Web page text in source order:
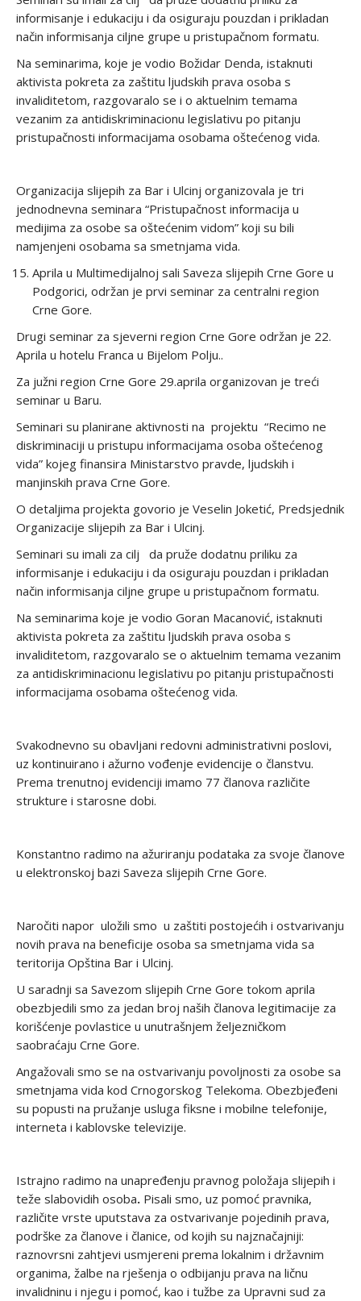
informisanje i edukaciju i da osiguraju pouzdan i prikladan
način informisanja ciljne grupe u pristupačnom formatu.
Na seminarima, koje je vodio Božidar Denda, istaknuti
aktivista pokreta za zaštitu ljudskih prava osoba s
invaliditetom, razgovaralo se i o aktuelnim temama
vezanim za antidiskriminacionu legislativu po pitanju
pristupačnosti informacijama osobama oštećenog vida.
Organizacija slijepih za Bar i Ulcinj organizovala je tri
jednodnevna seminara “Pristupačnost informacija u
medijima za osobe sa oštećenim vidom” koji su bili
namjenjeni osobama sa smetnjama vida.
Aprila u Multimedijalnoj sali Saveza slijepih Crne Gore u
Podgorici, održan je prvi seminar za centralni region
Crne Gore.
Drugi seminar za sjeverni region Crne Gore održan je 22.
Aprila u hotelu Franca u Bijelom Polju..
Za južni region Crne Gore 29.aprila organizovan je treći
seminar u Baru.
Seminari su planirane aktivnosti na projektu “Recimo ne
diskriminaciji u pristupu informacijama osoba oštećenog
vida” kojeg finansira Ministarstvo pravde, ljudskih i
manjinskih prava Crne Gore.
O detaljima projekta govorio je Veselin Joketić, Predsjednik
Organizacije slijepih za Bar i Ulcinj.
Seminari su imali za cilj da pruže dodatnu priliku za
informisanje i edukaciju i da osiguraju pouzdan i prikladan
način informisanja ciljne grupe u pristupačnom formatu.
Na seminarima koje je vodio Goran Macanović, istaknuti
aktivista pokreta za zaštitu ljudskih prava osoba s
invaliditetom, razgovaralo se o aktuelnim temama vezanim
za antidiskriminacionu legislativu po pitanju pristupačnosti
informacijama osobama oštećenog vida.
Svakodnevno su obavljani redovni administrativni poslovi,
uz kontinuirano i ažurno vođenje evidencije o članstvu.
Prema trenutnoj evidenciji imamo 77 članova različite
strukture i starosne dobi.
Konstantno radimo na ažuriranju podataka za svoje članove
u elektronskoj bazi Saveza slijepih Crne Gore.
Naročiti napor uložili smo u zaštiti postojećih i ostvarivanju
novih prava na beneficije osoba sa smetnjama vida sa
teritorija Opština Bar i Ulcinj.
U saradnji sa Savezom slijepih Crne Gore tokom aprila
obezbjedili smo za jedan broj naših članova legitimacije za
korišćenje povlastice u unutrašnjem željezničkom
saobraćaju Crne Gore.
Angažovali smo se na ostvarivanju povoljnosti za osobe sa
smetnjama vida kod Crnogorskog Telekoma. Obezbjeđeni
su popusti na pružanje usluga fiksne i mobilne telefonije,
interneta i kablovske televizije.
Istrajno radimo na unapređenju pravnog položaja slijepih i
teže slabovidih osoba. Pisali smo, uz pomoć pravnika,
različite vrste uputstava za ostvarivanje pojedinih prava,
podrške za članove i članice, od kojih su najznačajniji:
raznovrsni zahtjevi usmjereni prema lokalnim i državnim
organima, žalbe na rješenja o odbijanju prava na ličnu
invalidninu i njegu i pomoć, kao i tužbe za Upravni sud za